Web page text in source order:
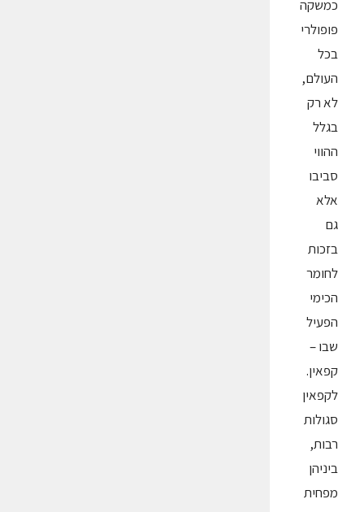
כמשקה
פופולרי
בכל
העולם,
לא רק
בגלל
ההווי
סביבו
אלא
גם
בזכות
לחומר
הכימי
הפעיל
שבו –
קפאין.
לקפאין
סגולות
רבות,
ביניהן
מפחית